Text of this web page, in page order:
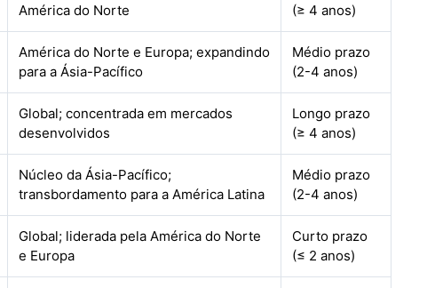
América do Norte
(≥ 4 anos)
América do Norte e Europa; expandindo
para a Ásia-Pacífico
Médio prazo
(2-4 anos)
Global; concentrada em mercados
desenvolvidos
Longo prazo
(≥ 4 anos)
Núcleo da Ásia-Pacífico;
transbordamento para a América Latina
Médio prazo
(2-4 anos)
Global; liderada pela América do Norte
e Europa
Curto prazo
(≤ 2 anos)